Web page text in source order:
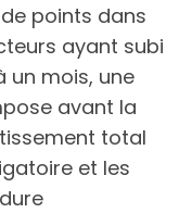
points dans
ayant subi
un mois, une
avant la
total
et les